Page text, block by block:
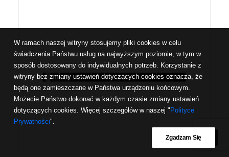
W ramach naszej witryny stosujemy pliki cookies w celu
świadczenia Państwu usług na najwyższym poziomie, w tym w
sposób dostosowany do indywidualnych potrzeb. Korzystanie z
witryny bez zmiany ustawień dotyczących cookies oznacza, że
będą one zamieszczane w Państwa urządzeniu końcowym.
Możecie Państwo dokonać w każdym czasie zmiany ustawień
dotyczących cookies. Więcej szczegółów w naszej " Polityce
Prywatności".
Zgadzam Się